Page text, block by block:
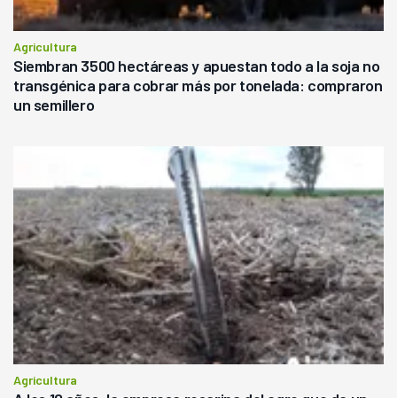
Agricultura
Siembran 3500 hectáreas y apuestan todo a la soja no
transgénica para cobrar más por tonelada: compraron
un semillero
Agricultura